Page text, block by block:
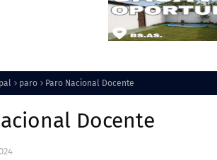
paro Paro Nacional Docente
Docente